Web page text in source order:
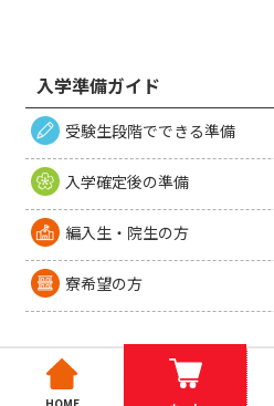
入学準備ガイド
受験生段階でできる準備
入学確定後の準備
編入生・院生の方
寮希望の方